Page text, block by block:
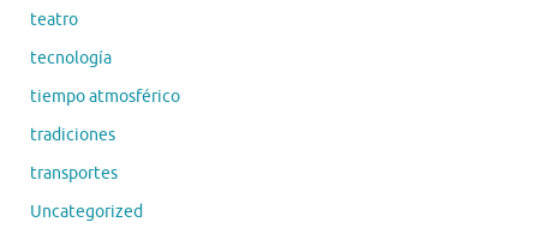
teatro
tecnología
tiempo atmosférico
tradiciones
transportes
Uncategorized